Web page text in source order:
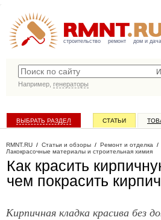
строительство ремонт дом и дача
Например, генераторы
ВЫБРАТЬ РАЗДЕЛ СТАТЬИ
RMNT.RU / Статьи и обзоры / Ремонт и отделка /
Лакокрасочные материалы и строительная химия
Как красить
чем покрасить кирпич
Кирпичная кладка красива без